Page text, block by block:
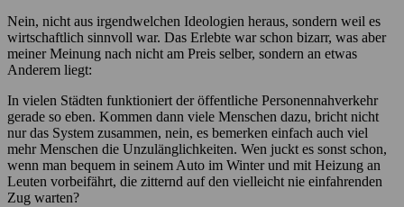
Nein, nicht aus irgendwelchen Ideologien heraus, sondern weil es
wirtschaftlich sinnvoll war. Das Erlebte war schon bizarr, was aber
meiner Meinung nach nicht am Preis selber, sondern an etwas
Anderem liegt:
In vielen Städten funktioniert der öffentliche Personennahverkehr
gerade so eben. Kommen dann viele Menschen dazu, bricht nicht
nur das System zusammen, nein, es bemerken einfach auch viel
mehr Menschen die Unzulänglichkeiten. Wen juckt es sonst schon,
wenn man bequem in seinem Auto im Winter und mit Heizung an
Leuten vorbeifährt, die zitternd auf den vielleicht nie einfahrenden
Zug warten?